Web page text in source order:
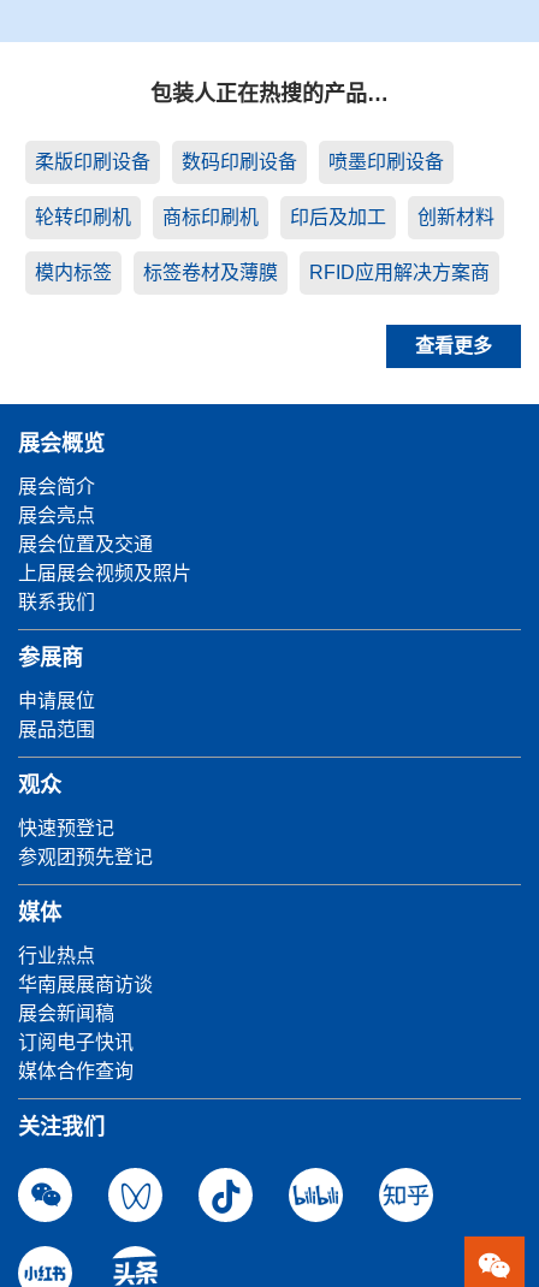
包装人正在热搜的产品…
柔版印刷设备 数码印刷设备 喷墨印刷设备
轮转印刷机 商标印刷机 印后及加工 创新材料
模内标签 标签卷材及薄膜 RFID应用解决方案商
查看更多
展会概览
展会简介
展会亮点
展会位置及交通
上届展会视频及照片
联系我们
参展商
申请展位
展品范围
观众
快速预登记
参观团预先登记
媒体
行业热点
华南展展商访谈
展会新闻稿
订阅电子快讯
媒体合作查询
关注我们